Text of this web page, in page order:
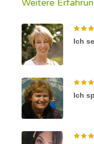
Weitere
Ich
Ich